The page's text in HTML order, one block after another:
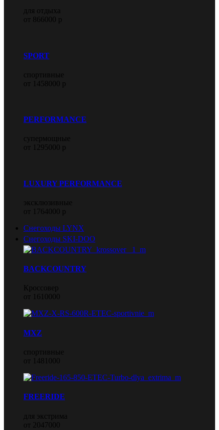
для отдыха
от 866000 р
SPORT
спортивные
от 1458000 р
PERFORMANCE
супермощные
от 1295000 р
LUXURY PERFORMANCE
эксклюзивные
от 1764000 р
Снегоходы LYNX
Снегоходы SKI-DOO
BACKCOUNTRY
Кроссовер
от 1610000
MXZ
спортивные
от 1481000
FREERIDE
для экстрима
от 2047000